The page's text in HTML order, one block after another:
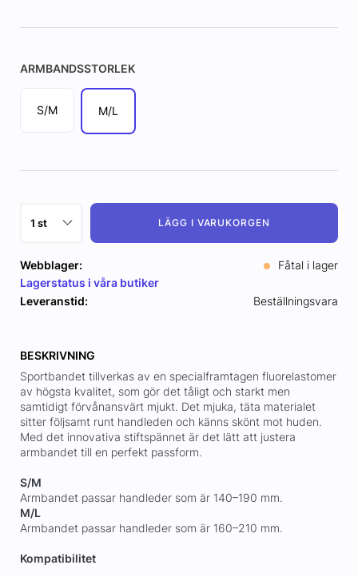
ARMBANDSSTORLEK
S/M M/L
LÄGG I VARUKORGEN
Webblager:
Fåtal i lager
Lagerstatus i våra butiker
Leveranstid:
Beställningsvara
BESKRIVNING
Sportbandet tillverkas av en specialframtagen fluorelastomer
av högsta kvalitet, som gör det tåligt och starkt men
samtidigt förvånansvärt mjukt. Det mjuka, täta materialet
sitter följsamt runt handleden och känns skönt mot huden.
Med det innovativa stiftspännet är det lätt att justera
armbandet till en perfekt passform.
S/M
Armbandet passar handleder som är 140–190 mm.
M/L
Armbandet passar handleder som är 160–210 mm.
Kompatibilitet